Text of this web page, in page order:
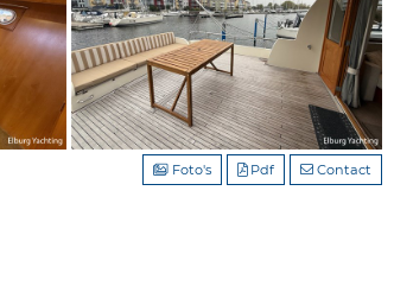
Contact
Pdf
Foto's